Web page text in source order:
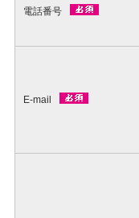
電話番号
E-mail